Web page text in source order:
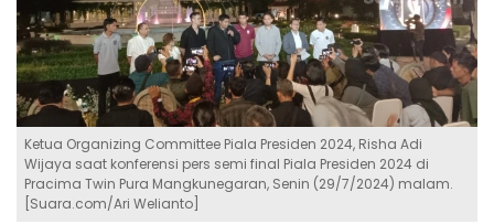
Ketua Organizing Committee Piala Presiden 2024, Risha Adi
Wijaya saat konferensi pers semi final Piala Presiden 2024 di
Pracima Twin Pura Mangkunegaran, Senin (29/7/2024) malam.
[Suara.com/Ari Welianto]